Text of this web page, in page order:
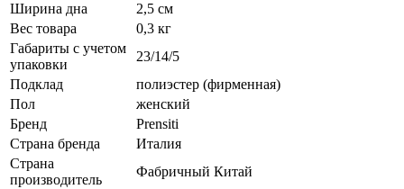
Ширина дна
2,5 см
Вес товара
0,3 кг
Габариты с учетом
упаковки
23/14/5
Подклад
полиэстер (фирменная)
Пол
женский
Бренд
Prensiti
Страна бренда
Италия
Страна
производитель
Фабричный Китай